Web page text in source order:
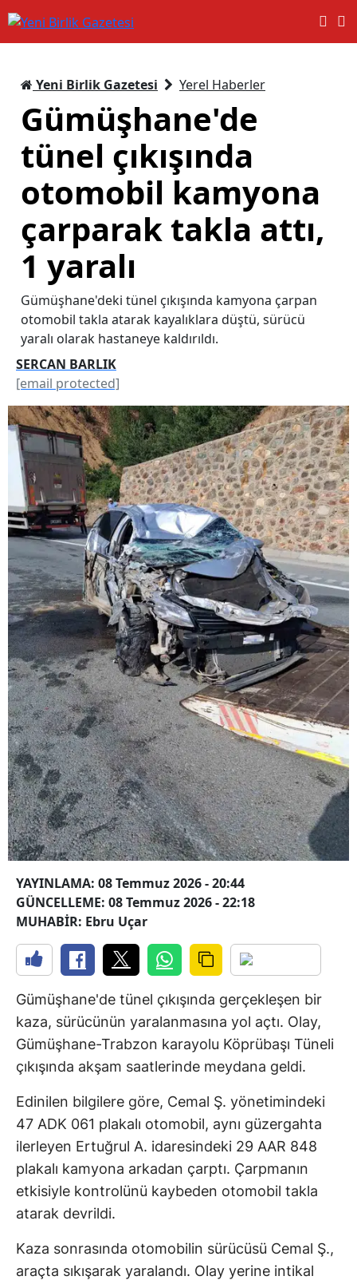
Yeni Birlik Gazetesi Yerel Haberler
Gümüşhane'de
tünel çıkışında
otomobil kamyona
çarparak takla attı,
1 yaralı
Gümüşhane'deki tünel çıkışında kamyona çarpan
otomobil takla atarak kayalıklara düştü, sürücü
yaralı olarak hastaneye kaldırıldı.
SERCAN BARLIK
[email protected]
YAYINLAMA: 08 Temmuz 2026 - 20:44
GÜNCELLEME: 08 Temmuz 2026 - 22:18
MUHABİR: Ebru Uçar
Gümüşhane'de tünel çıkışında gerçekleşen bir
kaza, sürücünün yaralanmasına yol açtı. Olay,
Gümüşhane-Trabzon karayolu Köprübaşı Tüneli
çıkışında akşam saatlerinde meydana geldi.
Edinilen bilgilere göre, Cemal Ş. yönetimindeki
47 ADK 061 plakalı otomobil, aynı güzergahta
ilerleyen Ertuğrul A. idaresindeki 29 AAR 848
plakalı kamyona arkadan çarptı. Çarpmanın
etkisiyle kontrolünü kaybeden otomobil takla
atarak devrildi.
Kaza sonrasında otomobilin sürücüsü Cemal Ş.,
araçta sıkışarak yaralandı. Olay yerine intikal